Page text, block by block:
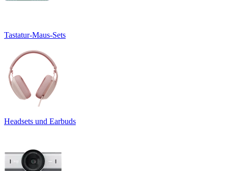
Tastatur-Maus-Sets
Headsets und Earbuds